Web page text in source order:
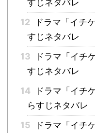
12
ドラマ「イチ
すじネタバレ
13
ドラマ「イチ
すじネタバレ
14
ドラマ「イチ
らすじネタバレ
15
ドラマ「イチ